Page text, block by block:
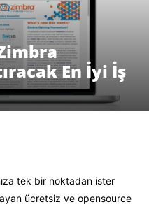
En İyi İş
tek bir noktadan ister
ücretsiz ve opensource